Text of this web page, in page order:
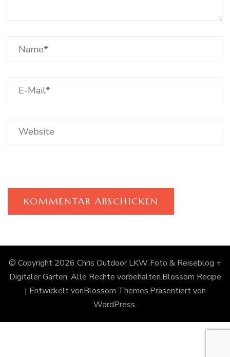
© Copyright 2026 Chris Outdoor LKW Foto & Reiseblog +
Digitaler Garten. Alle Rechte vorbehalten.Blossom Recipe
| Entwickelt vonBlossom Themes.Präsentiert von
WordPress.